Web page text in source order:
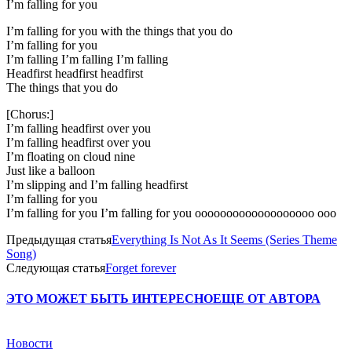
I’m falling for you
I’m falling for you with the things that you do
I’m falling for you
I’m falling I’m falling I’m falling
Headfirst headfirst headfirst
The things that you do
[Chorus:]
I’m falling headfirst over you
I’m falling headfirst over you
I’m floating on cloud nine
Just like a balloon
I’m slipping and I’m falling headfirst
I’m falling for you
I’m falling for you I’m falling for you ooooooooooooooooooo ooo
Предыдущая статьяEverything Is Not As It Seems (Series Theme
Song)
Следующая статьяForget forever
ЭТО МОЖЕТ БЫТЬ ИНТЕРЕСНОЕЩЕ ОТ АВТОРА
Новости